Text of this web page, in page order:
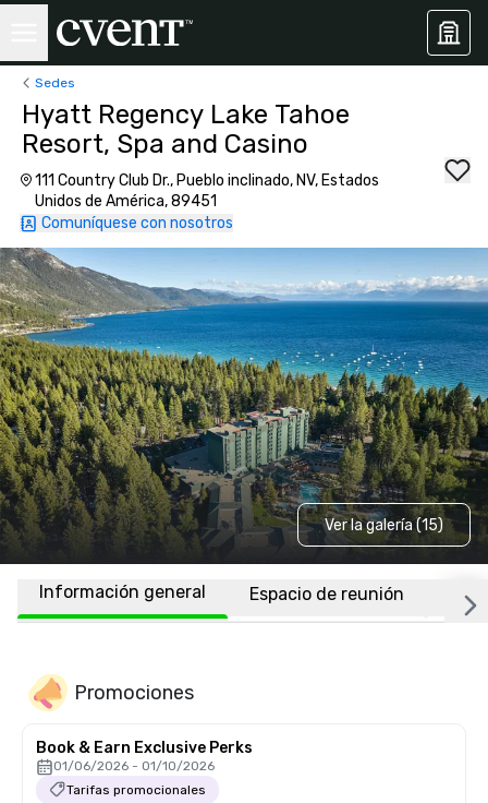
Sedes
Hyatt Regency Lake Tahoe
Resort, Spa and Casino
111 Country Club Dr., Pueblo inclinado, NV, Estados
Unidos de América, 89451
Comuníquese con nosotros
Ver la galería (15)
Información general Espacio de reunión
Promociones
Book & Earn Exclusive Perks
01/06/2026 - 01/10/2026
Tarifas promocionales